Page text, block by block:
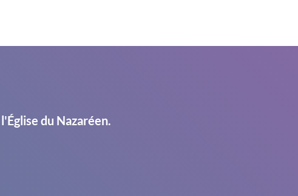
du Nazaréen.